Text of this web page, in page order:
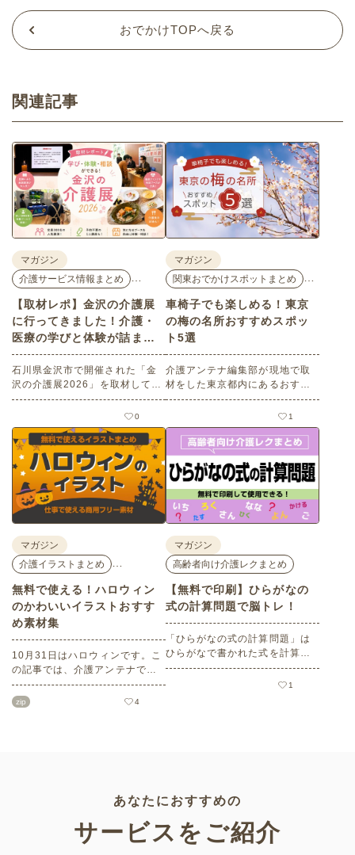
おでかけTOPへ戻る
関連記事
マガジン
介護サービス情報まとめ
【取材レポ】金沢の介護展
に行ってきました！介護・
医療の学びと体験が詰まっ
た1日。
石川県金沢市で開催された「金
沢の介護展2026」を取材してき
ました。医師による人気講演か
ら、気軽に参加できるミニ講
座、体験型の企業ブースまで、
介護・医療・健康の“学び・体
験・相談”が一度にできる、見ど
ころ満載のイベントの様子をレ
ポートします。
0
マガジン
関東おでかけスポットまとめ
車椅子でも楽しめる！東京
の梅の名所おすすめスポッ
ト5選
介護アンテナ編集部が現地で取
材をした東京都内にあるおすす
めの梅の名所を５選紹介しま
す。見どころはもちろんのこと
バリアフリーの設備面について
も紹介しているので、介護施設
などでの外出アクティビティの
事前チェックの際にぜひ参考に
してください。
1
マガジン
介護イラストまとめ
無料で使える！ハロウィン
のかわいいイラストおすす
め素材集
10月31日はハロウィンです。こ
の記事では、介護アンテナで扱
う高齢者向けイラスト素材か
ら、ハロウィンにちなんだおば
zip 4
マガジン
高齢者向け介護レクまとめ
【無料で印刷】ひらがなの
式の計算問題で脳トレ！
「ひらがなの式の計算問題」は
ひらがなで書かれた式を計算す
る問題です。想像力やワーキン
グメモリのトレーニングとして
1
あなたにおすすめの
サービスをご紹介